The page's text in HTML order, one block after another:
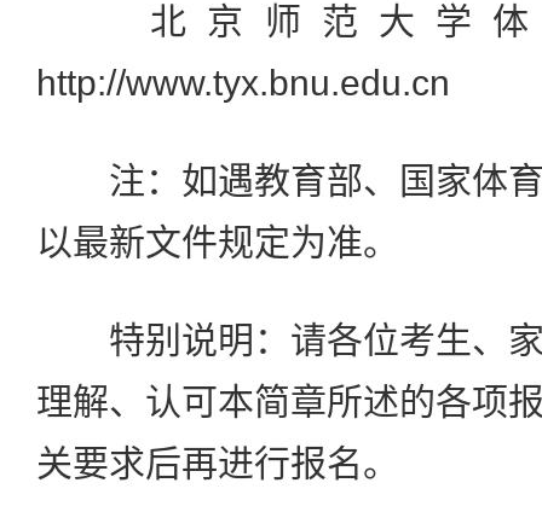
北京师范大学体
http://www.tyx.bnu.edu.cn
注：如遇教育部、国家体育
以最新文件规定为准。
特别说明：请各位考生、家
理解、认可本简章所述的各项
关要求后再进行报名。